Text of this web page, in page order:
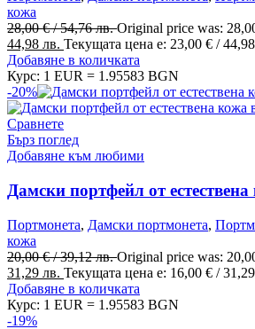
кожа
28,00€/ 54,76 лв.Original price was:
44,98 лв. Текущата цена е: 23,00 € /
Добавяне в количката
Курс: 1 EUR = 1.95583 BGN
-20%
Сравнете
Бърз поглед
Добавяне към любими
Дамски портфейл от
Портмонета, Дамски портмонета,
кожа
20,00€/ 39,12 лв.Original price was:
31,29 лв. Текущата цена е: 16,00 € /
Добавяне в количката
Курс: 1 EUR = 1.95583 BGN
-19%